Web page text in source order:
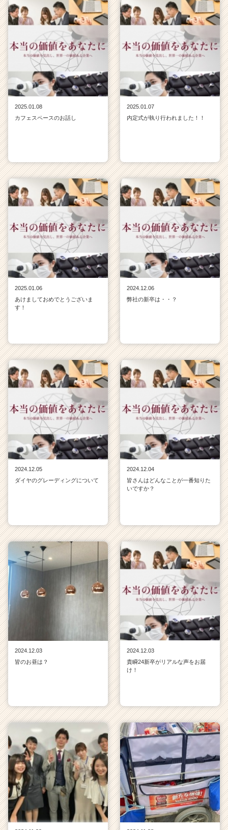
2025.01.08
カフェスペースのお話し
2025.01.07
内定式が執り行われました！！
2025.01.06
あけましておめでとうございま
す！
2024.12.06
弊社の新卒は・・？
2024.12.05
ダイヤのグレーディングについて
2024.12.04
皆さんはどんなことが一番知りた
いですか？
2024.12.03
皆のお昼は？
2024.12.03
貴瞬24新卒がリアルな声をお届
け！